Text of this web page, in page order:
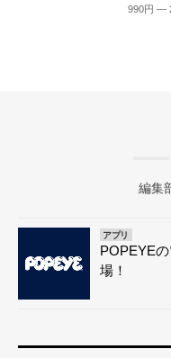
990円 —
編集
アプリ
POPEYE
場！